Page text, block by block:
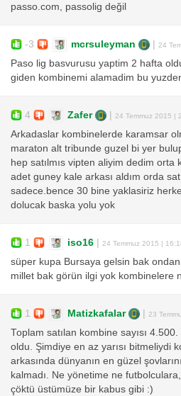
passo.com, passolig değil
-3 mcrsuleyman 24
Paso lig basvurusu yaptim 2 hafta
giden kombinemi alamadim bu
4 Zafer 24 Temmuz 2015 |
Arkadaslar kombinelerde karamsar
maraton alt tribunde guzel bi yer
hep satılmıs vipten aliyim dedim orta
adet guney kale arkası aldım orda
sadece.bence 30 bine yaklasiriz
dolucak baska yolu yok
1 iso16 24 Temmuz 2015 |
süper kupa Bursaya gelsin bak
millet bak görün ilgi yok kombinelere
1 Matizkafalar 23
Toplam satılan kombine sayısı
oldu. Şimdiye en az yarısı bitmeliydi
arkasında dünyanın en güzel
kalmadı. Ne yönetime ne
çöktü üstümüze bir kabus gibi :)